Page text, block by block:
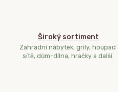
Široký sortiment
Zahradní nábytek, grily, houpací
sítě, dům-dílna, hračky a další.